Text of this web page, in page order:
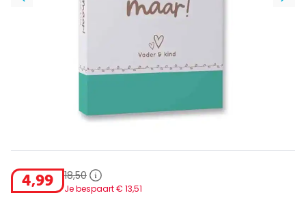
4,99 18,50
Je bespaart € 13,51